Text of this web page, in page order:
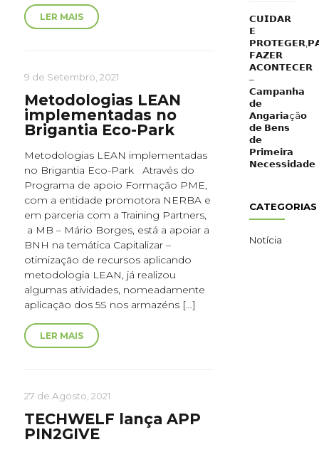
LER MAIS
9 de Setembro, 2021
Metodologias LEAN
implementadas no
Brigantia Eco-Park
Metodologias LEAN implementadas
no Brigantia Eco-Park Através do
Programa de apoio Formação PME,
com a entidade promotora NERBA e
em parceria com a Training Partners,
a MB – Mário Borges, está a apoiar a
BNH na temática Capitalizar –
otimização de recursos aplicando
metodologia LEAN, já realizou
algumas atividades, nomeadamente
aplicação dos 5S nos armazéns […]
LER MAIS
27 de Agosto, 2021
TECHWELF lança APP
PIN2GIVE
𝗖𝗨𝗜𝗗𝗔𝗥
𝗘
𝗙𝗔𝗭𝗘𝗥
𝗔𝗖𝗢𝗡𝗧𝗘𝗖𝗘𝗥
–
𝗖𝗮𝗺𝗽𝗮𝗻𝗵𝗮
𝗱𝗲
𝗔𝗻𝗴𝗮𝗿𝗶𝗮çã𝗼
𝗱𝗲 𝗕𝗲𝗻𝘀
𝗱𝗲
𝗣𝗿𝗶𝗺𝗲𝗶𝗿𝗮
𝗡𝗲𝗰𝗲𝘀𝘀𝗶𝗱𝗮𝗱𝗲
CATEGORIAS
Notícia